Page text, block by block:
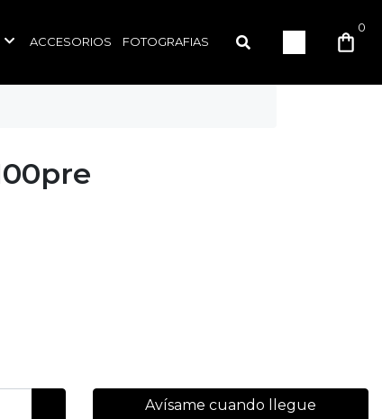
ACCESORIOS FOTOGRAFIAS
0
Avísame cuando llegue